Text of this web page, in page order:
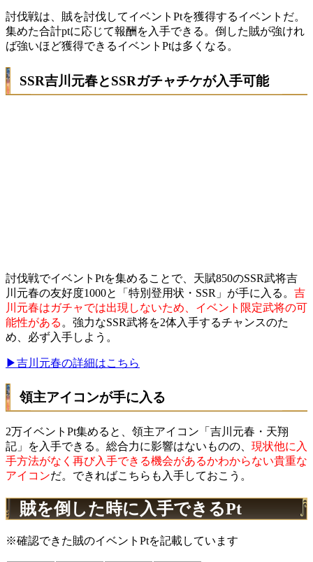
討伐戦は、賊を討伐してイベントPtを獲得するイベントだ。
集めた合計ptに応じて報酬を入手できる。倒した賊が強けれ
ば強いほど獲得できるイベントPtは多くなる。
SSR吉川元春とSSRガチャチケが入手可能
討伐戦でイベントPtを集めることで、天賦850のSSR武将吉
川元春の友好度1000と「特別登用状・SSR」が手に入る。 吉
川元春はガチャでは出現しないため、イベント限定武将の可
能性がある 。強力なSSR武将を2体入手するチャンスのた
め、必ず入手しよう。
▶吉川元春の詳細はこちら
領主アイコンが手に入る
2万イベントPt集めると、領主アイコン「吉川元春・天翔
記」を入手できる。総合力に影響はないものの、 現状他に入
手方法がなく再び入手できる機会があるかわからない貴重な
アイコンだ。できればこちらも入手しておこう。
賊を倒した時に入手できるPt
※確認できた賊のイベントPtを記載しています